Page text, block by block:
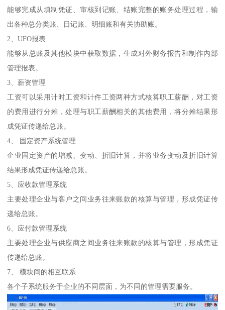
能够完成从填制凭证、审核到记账、结账完整的账务处理过程，输
出各种总分类账、日记账、明细账和有关协助账。
2、UFO报表
能够从总账及其他模块中获取数据，生成对外财务报告和制作内部
管理报表。
3、薪资管理
工资可以采用计时工资和计件工资两种方式核算职工薪酬，对工资
的费用进行分摊，处理与职工薪酬相关的其他费用，将分摊结果形
成凭证传递给总账。
4、 固定资产系统管理
企业固定资产的增减、变动、折旧计算，并将业务变动及折旧计算
结果形成凭证传递给总账。
5、应收款管理系统
主要处理企业与客户之间业务往来账款的核算与管理，形成凭证传
递给总账。
6、应付款管理系统
主要处理企业与供应商之间业务往来账款的核算与管理，形成凭证
传递给总账。
7、 模块间的相互联系
各个子系统服务于企业的不同层面，为不同的管理需要服务。